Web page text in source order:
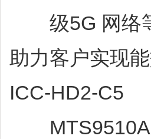
级5G 网络等
助力客户实现
ICC-HD2-C5